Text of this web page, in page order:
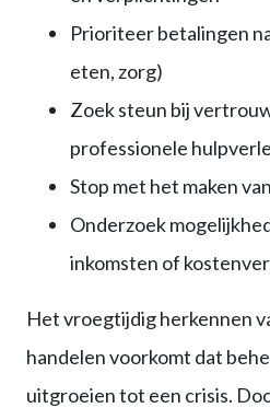
Prioriteer betalingen
eten, zorg)
Zoek steun bij
professionele
Stop met het maken
Onderzoek
inkomsten of
Het vroegtijdig herkennen
handelen voorkomt dat
uitgroeien tot een crisis.